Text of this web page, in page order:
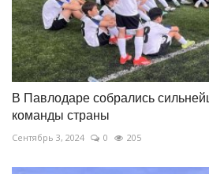
В Павлодаре собрались
команды страны
Сентябрь 3, 2024 0 205